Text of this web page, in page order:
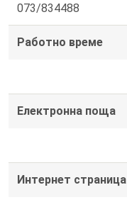
073/834488
Работно време
Електронна поща
Интернет страница